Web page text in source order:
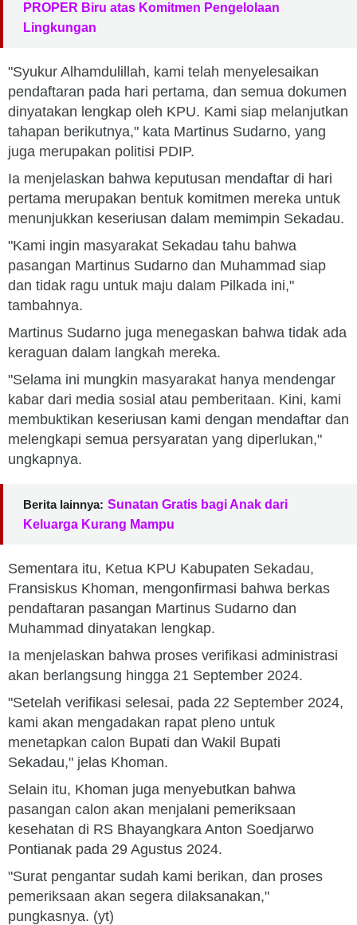
PROPER Biru atas Komitmen Pengelolaan
Lingkungan
"Syukur Alhamdulillah, kami telah menyelesaikan
pendaftaran pada hari pertama, dan semua dokumen
dinyatakan lengkap oleh KPU. Kami siap melanjutkan
tahapan berikutnya," kata Martinus Sudarno, yang
juga merupakan politisi PDIP.
Ia menjelaskan bahwa keputusan mendaftar di hari
pertama merupakan bentuk komitmen mereka untuk
menunjukkan keseriusan dalam memimpin Sekadau.
"Kami ingin masyarakat Sekadau tahu bahwa
pasangan Martinus Sudarno dan Muhammad siap
dan tidak ragu untuk maju dalam Pilkada ini,"
tambahnya.
Martinus Sudarno juga menegaskan bahwa tidak ada
keraguan dalam langkah mereka.
"Selama ini mungkin masyarakat hanya mendengar
kabar dari media sosial atau pemberitaan. Kini, kami
membuktikan keseriusan kami dengan mendaftar dan
melengkapi semua persyaratan yang diperlukan,"
ungkapnya.
Berita lainnya: Sunatan Gratis bagi Anak dari
Keluarga Kurang Mampu
Sementara itu, Ketua KPU Kabupaten Sekadau,
Fransiskus Khoman, mengonfirmasi bahwa berkas
pendaftaran pasangan Martinus Sudarno dan
Muhammad dinyatakan lengkap.
Ia menjelaskan bahwa proses verifikasi administrasi
akan berlangsung hingga 21 September 2024.
"Setelah verifikasi selesai, pada 22 September 2024,
kami akan mengadakan rapat pleno untuk
menetapkan calon Bupati dan Wakil Bupati
Sekadau," jelas Khoman.
Selain itu, Khoman juga menyebutkan bahwa
pasangan calon akan menjalani pemeriksaan
kesehatan di RS Bhayangkara Anton Soedjarwo
Pontianak pada 29 Agustus 2024.
"Surat pengantar sudah kami berikan, dan proses
pemeriksaan akan segera dilaksanakan,"
pungkasnya. (yt)